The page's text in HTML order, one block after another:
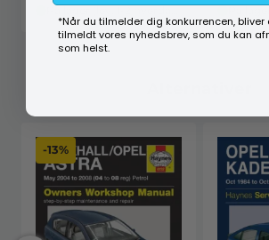
-13%
*Når du tilmelder dig konkurrencen,
tilmeldt vores nyhedsbrev, som du kan
som helst.